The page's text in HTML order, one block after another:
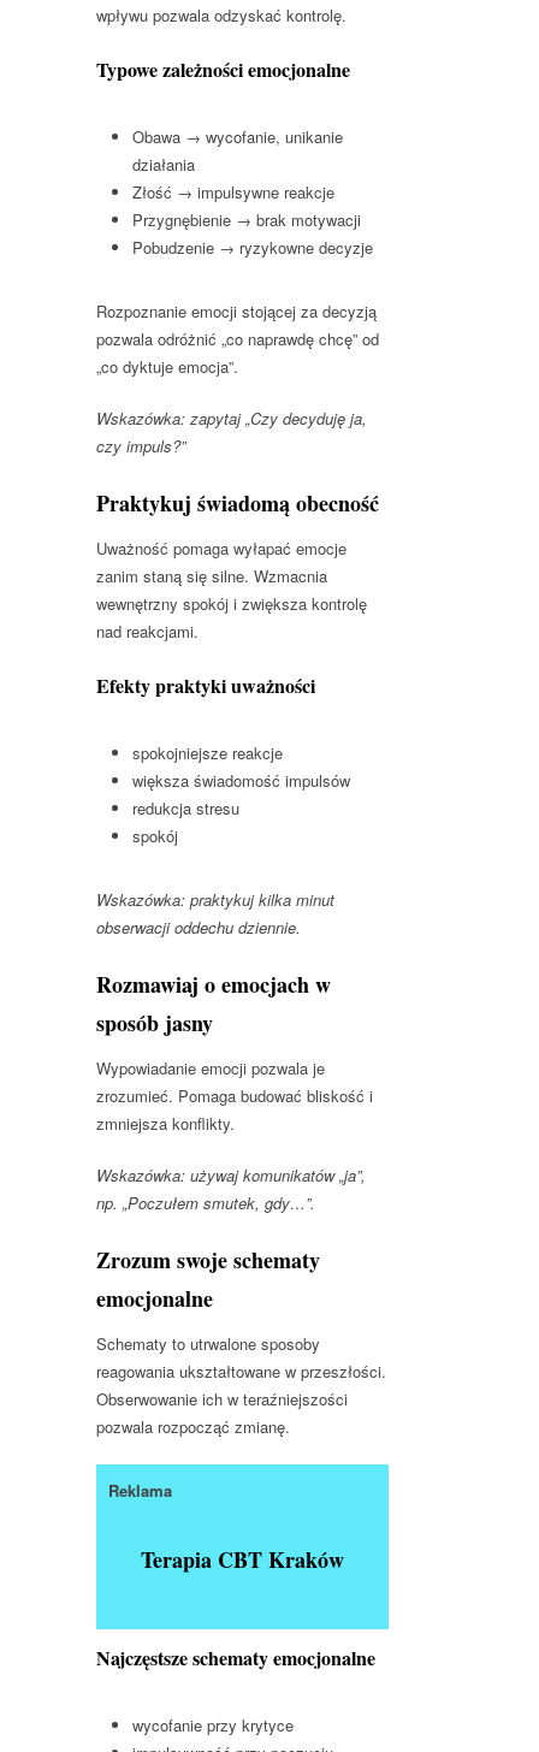
wpływu pozwala odzyskać kontrolę.
Typowe zależności emocjonalne
Obawa → wycofanie, unikanie
działania
Złość → impulsywne reakcje
Przygnębienie → brak motywacji
Pobudzenie → ryzykowne decyzje
Rozpoznanie emocji stojącej za decyzją
pozwala odróżnić „co naprawdę chcę” od
„co dyktuje emocja”.
Wskazówka: zapytaj „Czy decyduję ja,
czy impuls?”
Praktykuj świadomą obecność
Uważność pomaga wyłapać emocje
zanim staną się silne. Wzmacnia
wewnętrzny spokój i zwiększa kontrolę
nad reakcjami.
Efekty praktyki uważności
spokojniejsze reakcje
większa świadomość impulsów
redukcja stresu
spokój
Wskazówka: praktykuj kilka minut
obserwacji oddechu dziennie.
Rozmawiaj o emocjach w
sposób jasny
Wypowiadanie emocji pozwala je
zrozumieć. Pomaga budować bliskość i
zmniejsza konflikty.
Wskazówka: używaj komunikatów „ja”,
np. „Poczułem smutek, gdy…”.
Zrozum swoje schematy
emocjonalne
Schematy to utrwalone sposoby
reagowania ukształtowane w przeszłości.
Obserwowanie ich w teraźniejszości
pozwala rozpocząć zmianę.
Reklama
Terapia CBT Kraków
Najczęstsze schematy emocjonalne
wycofanie przy krytyce